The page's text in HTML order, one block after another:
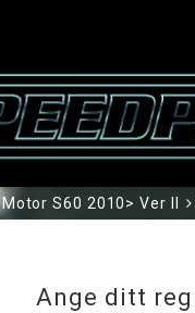
Motor S60 2010> Ver II
Ange ditt